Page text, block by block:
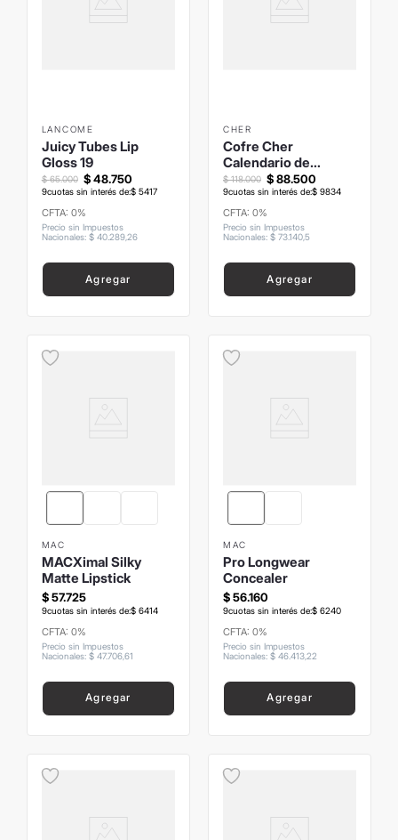
LANCOME
Juicy Tubes Lip
Gloss 19
$ 48.750
$ 65.000
9cuotas sin interés de:$ 5417
CFTA: 0%
Precio sin Impuestos
Nacionales: $ 40.289,26
Agregar
CHER
Cofre Cher
Calendario de
Adviento 2025
$88.500
$ 118.000
9cuotas sin interés de:$ 9834
CFTA: 0%
Precio sin Impuestos
Nacionales: $ 731405
Agregar
MAC
MACXimal Silky
Matte Lipstick
$ 57.725
9cuotas sin interés de:$ 6414
CFTA: 0%
Precio sin Impuestos
Nacionales: $ 47.706,61
Agregar
MAC
Pro Longwear
Concealer
$56.160
9cuotas sin interés de:$ 6240
CFTA: 0%
Precio sin Impuestos
Nacionales: $ 4641322
Agregar